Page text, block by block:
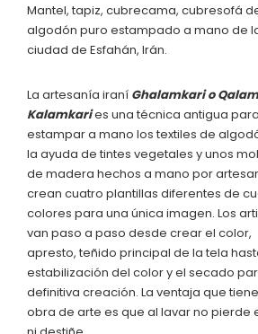
Mantel, tapiz, cubrecama, cubresofá
algodón puro estampado a mano de
ciudad de Esfahán, Irán.
La artesanía iraní Ghalamkari o
Kalamkaries una técnica antigua para
estampar a mano los textiles de
la ayuda de tintes vegetales y unos
de madera hechos a mano por
crean cuatro plantillas diferentes de
colores para una única imagen. Los
van paso a paso desde crear el color,
apresto, teñido principal de la tela
estabilización del color y el secado
definitiva creación. La ventaja que
obra de arte es que al lavar no pierde